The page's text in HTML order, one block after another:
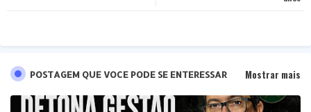
POSTAGEM QUE VOCE PODE SE ENTERESSAR Mostrar mais